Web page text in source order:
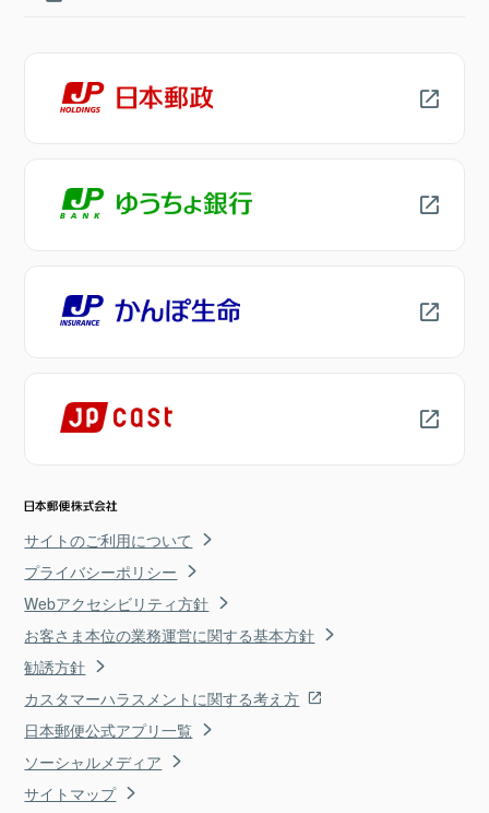
サイトのご利用について
プライバシーポリシー
Webアクセシビリティ方針
お客さま本位の業務運営に関する基本方針
勧誘方針
カスタマーハラスメントに関する考え方
日本郵便公式アプリ一覧
ソーシャルメディア
サイトマップ